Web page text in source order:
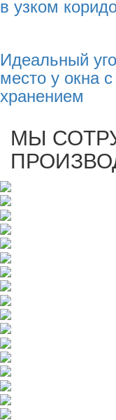
в узком
Идеальный
место у окна
хранением
МЫ